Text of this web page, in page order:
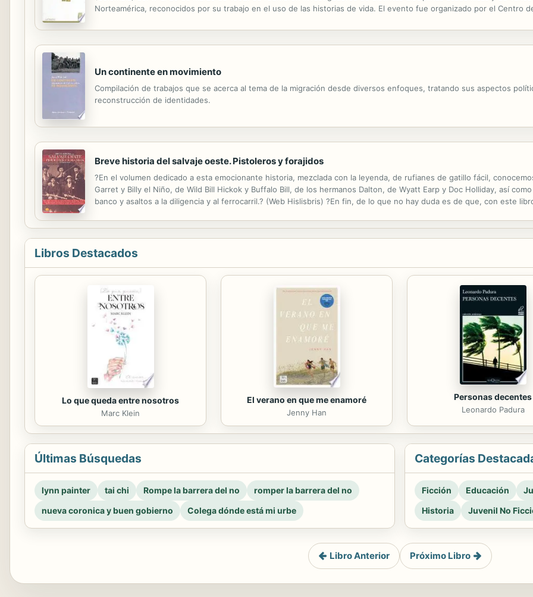
Norteamérica, reconocidos por su trabajo en el uso de las historias de vida. El evento fue organizado por el Centro
Un continente en movimiento
Compilación de trabajos que se acerca al tema de la migración desde diversos enfoques, tratando sus aspectos
reconstrucción de identidades.
Breve historia del salvaje oeste. Pistoleros y forajidos
?En el volumen dedicado a esta emocionante historia, mezclada con la leyenda, de rufianes de gatillo fácil,
Garret y Billy el Niño, de Wild Bill Hickok y Buffalo Bill, de los hermanos Dalton, de Wyatt Earp y Doc Holliday, así
banco y asaltos a la diligencia y al ferrocarril.? (Web Hislisbris) ?En fin, de lo que no hay duda es de que, con este
Libros Destacados
Lo que queda entre nosotros
Marc Klein
El verano en que me enamoré
Jenny Han
Personas decentes
Leonardo Padura
Últimas Búsquedas
lynn painter tai chi Rompe la barrera del no
romper la barrera del no
nueva coronica y buen gobierno
Colega dónde está mi urbe
Categorías
Ficción Educación
Historia
Juvenil No
Libro Anterior Próximo Libro